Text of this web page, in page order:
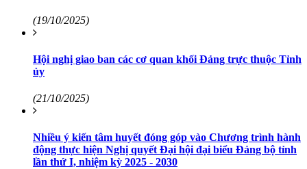
(19/10/2025)
Hội nghị giao ban các cơ quan khối Đảng trực thuộc Tỉnh
ủy
(21/10/2025)
Nhiều ý kiến tâm huyết đóng góp vào Chương trình hành
động thực hiện Nghị quyết Đại hội đại biểu Đảng bộ tỉnh
lần thứ I, nhiệm kỳ 2025 - 2030